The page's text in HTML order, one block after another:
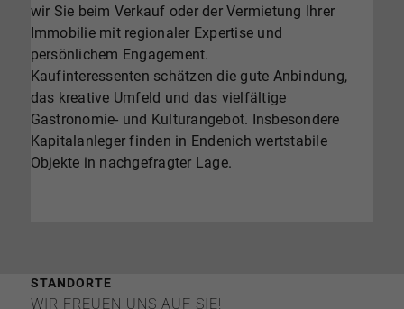
wir Sie beim Verkauf oder der Vermietung Ihrer
Immobilie mit regionaler Expertise und
persönlichem Engagement.
Kaufinteressenten schätzen die gute Anbindung,
das kreative Umfeld und das vielfältige
Gastronomie- und Kulturangebot. Insbesondere
Kapitalanleger finden in Endenich wertstabile
Objekte in nachgefragter Lage.
STANDORTE
WIR FREUEN UNS AUF SIE!